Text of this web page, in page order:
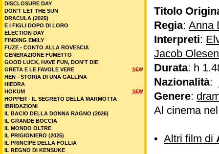
Titolo
Regia: Anna
Interpreti:
Jacob Olesen
Durata: h
Nazionalità:
Genere:
Al cinema
• Altri film di
DISCLOSURE DAY
DON'T LET THE SUN
DRACULA (2025)
E I FIGLI DOPO DI LORO
ELECTION DAY
FINDING EMILY
FUZE - CONTO ALLA ROVESCIA
GENERAZIONE FUMETTO
GOOD LUCK, HAVE FUN, DON’T DIE
NEW
GRETA E LE FAVOLE VERE
HEN - STORIA DI UNA GALLINA
HIEDRA
NEW
HOKUM
HOPPER - IL SEGRETO DELLA MARMOTTA
IBRIDAZIONI
IL BACIO DELLA DONNA RAGNO (2026)
IL GRANDE BOCCIA
IL MONDO OLTRE
IL PRIGIONIERO (2025)
IL PRINCIPE DELLA FOLLIA
IL REGNO DI KENSUKE